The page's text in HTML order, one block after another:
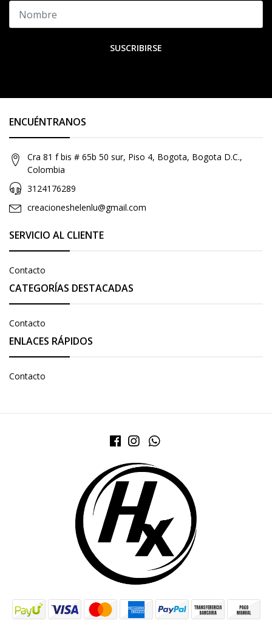
SUSCRIBIRSE
ENCUÉNTRANOS
Cra 81 f bis # 65b 50 sur, Piso 4, Bogota, Bogota D.C.,
Colombia
3124176289
creacioneshelenlu@gmail.com
SERVICIO AL CLIENTE
Contacto
CATEGORÍAS DESTACADAS
Contacto
ENLACES RÁPIDOS
Contacto